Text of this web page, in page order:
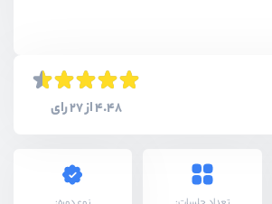
4.48 از 27 رای